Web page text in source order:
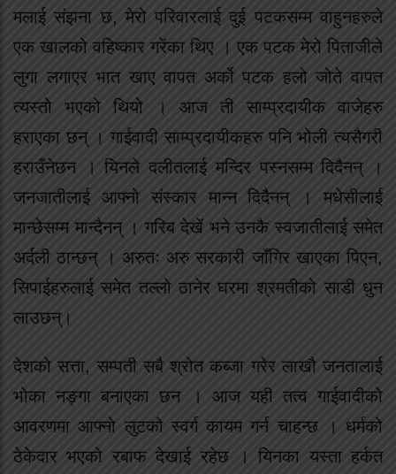
मलाई संझना छ, मेरो परिवारलाई दुई पटकसम्म वाहुनहरुले
एक खालको वहिष्कार गरेंका थिए । एक पटक मेरो पिताजीले
लुगा लगाएर भात खाए वापत अर्को पटक हलो जोते वापत
त्यस्तो भएको थियो । आज ती साम्प्रदायीक वाजेहरु
हराएका छन् । गाईवादी साम्प्रदायीकहरु पनि भोली त्यसैगरी
हराउँनेछन । यिनले दलीतलाई मन्दिर पस्नसम्म दिदैनन् ।
जनजातीलाई आफ्नो संस्कार मान्न दिदैनन् । मधेसीलाई
मान्छेसम्म मान्दैनन् । गरिब देखें भने उनकै स्वजातीलाई समेत
अर्दली ठान्छन् । अरुतः अरु सरकारी जाँगिर खाएका पिएन,
सिपाईहरुलाई समेत तल्लो ठानेर घरमा श्रमतीको साडी धुन
लाउछन्।
देशको सत्ता, सम्पती सबै श्रोत कब्जा गरेर लाखौ जनतालाई
भोका नङ्गा बनाएका छन । आज यही तत्व गाईवादीको
आवरणमा आफ्नो लुटको स्वर्ग कायम गर्न चाहन्छ । धर्मको
ठेकेदार भएको रबाफ देखाई रहेछ । यिनका यस्ता हर्कत